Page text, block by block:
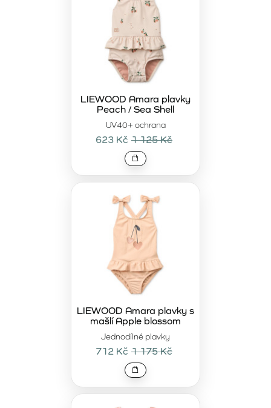
jsou ideální volbou na dovolenou u moře,
pobyt na pláži i zábavu u bazénu. Rychleschnoucí a
příjemné materiály zajišťují komfort i při celodenním nošení,
zatímco promyšlené střihy podporují přirozený pohyb při
plavání i hrách ve vodě. Prémiové zpracování zaručuje, že
si plavky zachovají svůj tvar i kvalitu i po opakovaném
Prémiová letní kolekce LIEWOODje určena rodinám, které
kladou důraz na kvalitu, estetiku a dlouhou životnost.
Plavky nejsou pouze praktickou součástí letní výbavy, ale
také stylovým prvkem, který lze snadno kombinovat s
dalšími kousky z kolekce LIEWOOD. Představují vědomou
investici do pohodlí a designu, který vydrží více než jednu
UV40+ ochrana
LIEWOOD Amara plavky
Peach / Sea Shell
623 Kč 1 125 Kč
Jednodílné plavky
LIEWOOD Amara plavky s
mašlí Apple blossom
712 Kč 1 175 Kč